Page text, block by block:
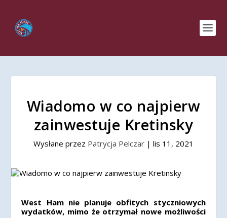
Wiadomo w co najpierw
zainwestuje Kretinsky
Wysłane przez Patrycja Pelczar | lis 11, 2021
West Ham nie planuje obfitych styczniowych
wydatków, mimo że otrzymał nowe możliwości